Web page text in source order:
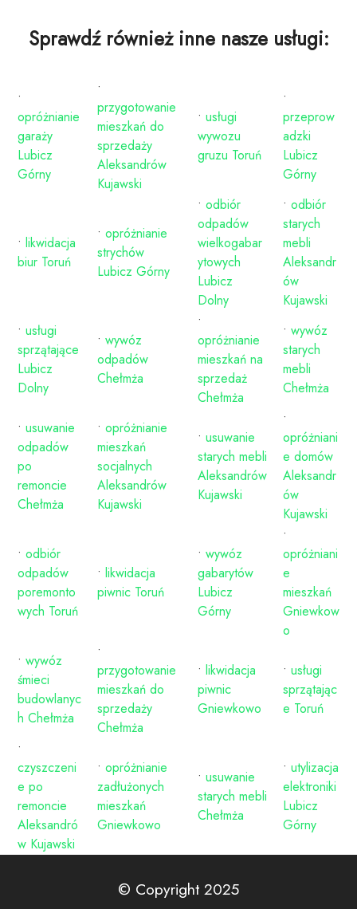
Sprawdź również inne nasze usługi:
•
opróżnianie
garaży
Lubicz
Górny
•
przygotowanie
mieszkań do
sprzedaży
Aleksandrów
Kujawski
• usługi
wywozu
gruzu Toruń
•
przeprow
adzki
Lubicz
Górny
• likwidacja
biur Toruń
• opróżnianie
strychów
Lubicz Górny
• odbiór
odpadów
wielkogabar
ytowych
Lubicz
Dolny
• odbiór
starych
mebli
Aleksandr
ów
Kujawski
• usługi
sprzątające
Lubicz
Dolny
• wywóz
odpadów
Chełmża
•
opróżnianie
mieszkań na
sprzedaż
Chełmża
• wywóz
starych
mebli
Chełmża
• usuwanie
odpadów
po
remoncie
Chełmża
• opróżnianie
mieszkań
socjalnych
Aleksandrów
Kujawski
• usuwanie
starych mebli
Aleksandrów
Kujawski
•
opróżniani
e domów
Aleksandr
ów
Kujawski
• odbiór
odpadów
poremonto
wych Toruń
• likwidacja
piwnic Toruń
• wywóz
gabarytów
Lubicz
Górny
•
opróżniani
e
mieszkań
Gniewkow
o
• wywóz
śmieci
budowlanyc
h Chełmża
•
przygotowanie
mieszkań do
sprzedaży
Chełmża
• likwidacja
piwnic
Gniewkowo
• usługi
sprzątając
e Toruń
•
czyszczeni
e po
remoncie
Aleksandró
w Kujawski
• opróżnianie
zadłużonych
mieszkań
Gniewkowo
• usuwanie
starych mebli
Chełmża
• utylizacja
elektroniki
Lubicz
Górny
© Copyright 2025